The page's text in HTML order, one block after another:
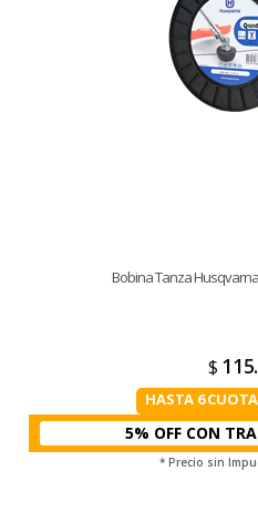
Bobina Tanza
$
HASTA 6
5% OFF CON
* Precio sin